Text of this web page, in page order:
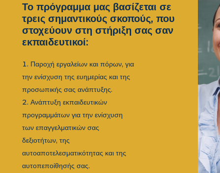
Το πρόγραμμα μας βασίζεται σε
τρεις σημαντικούς σκοπούς, που
στοχεύουν στη στήριξη σας σαν
εκπαιδευτικοί:
Παροχή εργαλείων και πόρων, για
την ενίσχυση της ευημερίας και της
προσωπικής σας ανάπτυξης.
Ανάπτυξη εκπαιδευτικών
προγραμμάτων για την ενίσχυση
των επαγγελματικών σας
δεξιοτήτων, της
αυτοαποτελεσματικότητας και της
αυτοπεποίθησής σας.